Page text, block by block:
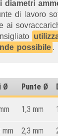
diametri
di lavoro
ai
possibile .
Ø Punte Ø
1,3 mm
2,3 mm